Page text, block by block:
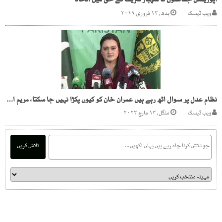
ویب ڈیسک بدھ, ۱۳ فروری ۲۰۱۹
نظام عدل پر سوال اٹھ رہے ہیں عمران خان کو کیوں پکڑا نہیں جا سکتا، مریم اورنگزیب
ویب ڈیسک منگل, ۱۴ مارچ ۲۰۲۳
تلاش کریں